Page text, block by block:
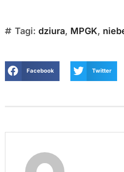
Tagi: dziura, MPGK,
Facebook Twitter